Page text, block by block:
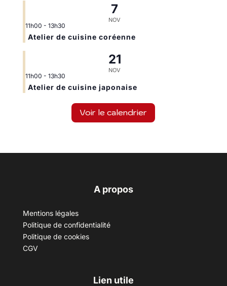
7
NOV
11h00 - 13h30
Atelier de cuisine coréenne
21
NOV
11h00 - 13h30
Atelier de cuisine japonaise
Voir le calendrier
A propos
Mentions légales
Politique de confidentialité
Politique de cookies
CGV
Lien utile